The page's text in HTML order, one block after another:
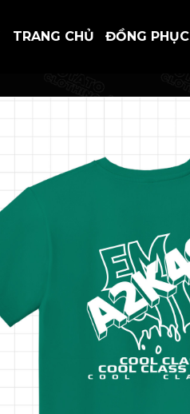
TRANG CHỦ ĐỒNG PHỤC